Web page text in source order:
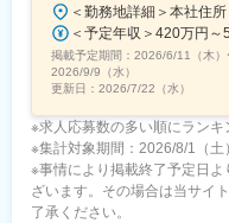
掲載予定期間： 2026/6/11（木）
2026/9/9（水）
更新日： 2026/7/22（水）
※求人応募数の多い順にランキ
※集計対象期間：2026/8/1（土
※事情により掲載終了予定日
ざいます。その場合は当サイ
了承ください。